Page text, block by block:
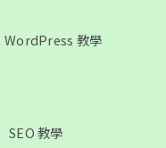
WordPress 教學
SEO 教學